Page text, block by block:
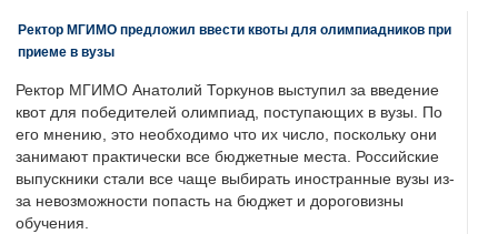
Ректор МГИМО предложил ввести квоты для олимпиадников при
приеме в вузы
Ректор МГИМО Анатолий Торкунов выступил за введение
квот для победителей олимпиад, поступающих в вузы. По
его мнению, это необходимо что их число, поскольку они
занимают практически все бюджетные места. Российские
выпускники стали все чаще выбирать иностранные вузы из-
за невозможности попасть на бюджет и дороговизны
обучения.